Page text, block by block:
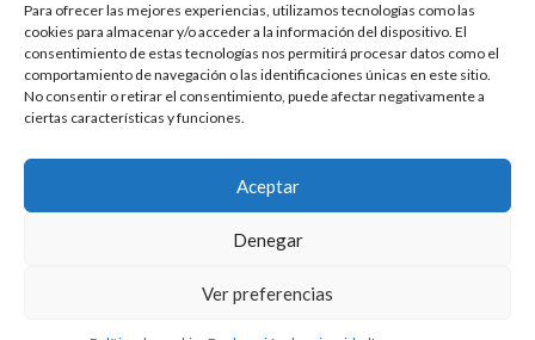
Para ofrecer las mejores experiencias, utilizamos tecnologías como las
cookies para almacenar y/o acceder a la información del dispositivo. El
consentimiento de estas tecnologías nos permitirá procesar datos como el
comportamiento de navegación o las identificaciones únicas en este sitio.
No consentir o retirar el consentimiento, puede afectar negativamente a
ciertas características y funciones.
Aceptar
Denegar
Ver preferencias